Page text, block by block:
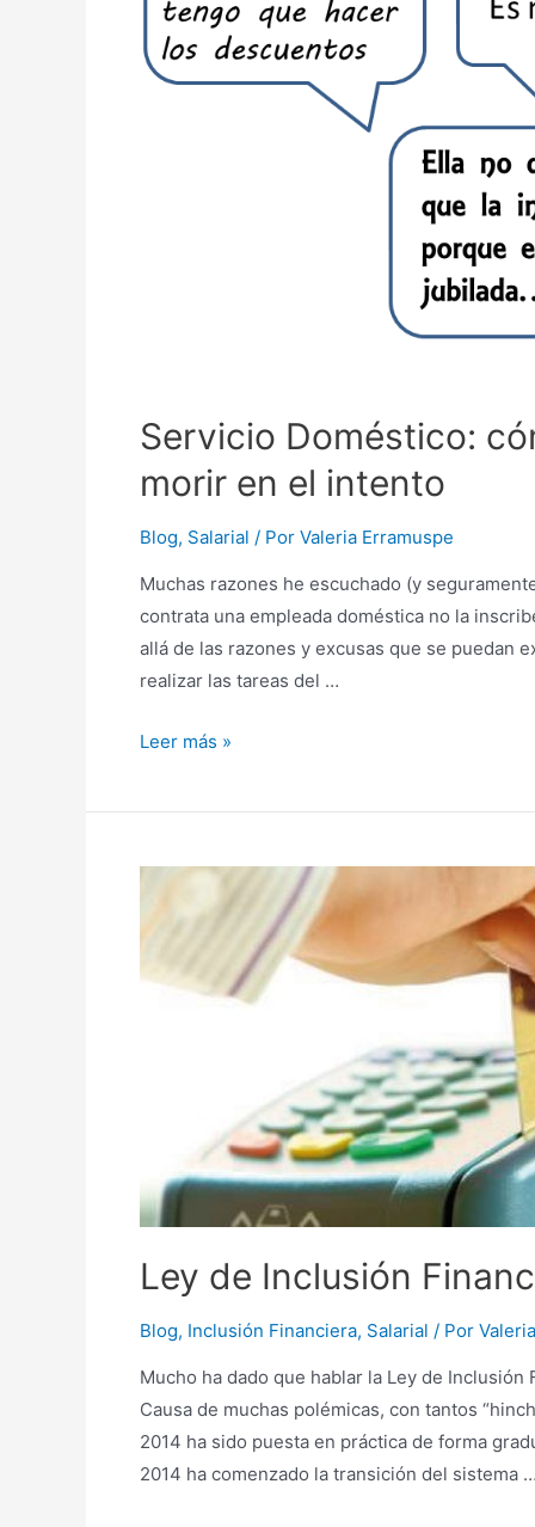
Servicio Doméstico:
morir en el intento
Blog, Salarial / Por Valeria Erramuspe
Muchas razones he escuchado (y
contrata una empleada doméstica no la
allá de las razones y excusas que se puedan
realizar las tareas del …
Servicio
todo
Leer más »
Ley de Inclusión
Blog, Inclusión Financiera, Salarial / Por
Mucho ha dado que hablar la Ley de
Causa de muchas polémicas, con tantos
2014 ha sido puesta en práctica de forma
2014 ha comenzado la transición del sistema …